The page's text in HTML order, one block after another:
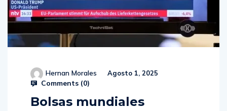
Hernan Morales Agosto 1, 2025
Comments (0)
Bolsas mundiales